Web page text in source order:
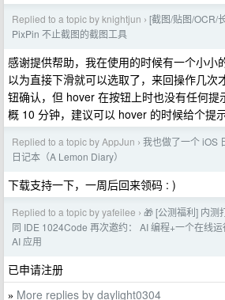
Replied to a topic by knightjun › [截图/贴图/OCR/
PixPin 不止截图的截图工具
感谢提供帮助，我在使用的时候有一个小小
以为直接下滑就可以选取了，来回操作几次
钮确认，但 hover 在按钮上时也没有任何提
概 10 分钟，建议可以 hover 的时候给个提
Replied to a topic by AppJun › 我也做了一个 iOS
日记本（A Lemon Diary）
下载支持一下，一周后回来领码 : )
Replied to a topic by yafeilee › 🎁 [公测福利] 内测
同 IDE 1024Code 再次邀约： AI 编程+一个在线
AI 应用
已申请注册
» More replies by daylight0304